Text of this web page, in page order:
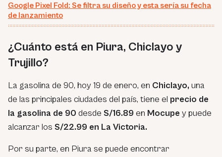
Google Pixel Fold: Se filtra su diseño y esta sería su fecha
de lanzamiento
¿Cuánto está en Piura, Chiclayo y
Trujillo?
La gasolina de 90, hoy 19 de enero, en Chiclayo, una
de las principales ciudades del país, tiene el precio de
la gasolina de 90 desde S/16.89 en Mocupe y puede
alcanzar los S/22.99 en La Victoria.
Por su parte, en Piura se puede encontrar